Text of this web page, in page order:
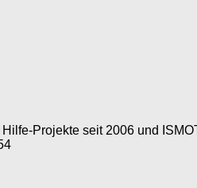
Projekte seit 2006 und